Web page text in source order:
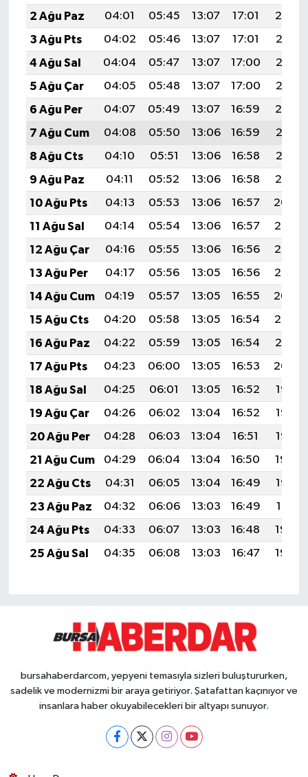
2 Ağu Paz
04:01 05:45 13:07 17:01
20:19
3 Ağu Pts
04:02 05:46 13:07 17:01
20:18
4 Ağu Sal
04:04 05:47 13:07 17:00
20:17
5 Ağu Çar
04:05 05:48 13:07 17:00
20:15
6 Ağu Per
04:07 05:49 13:07 16:59
20:14
7 Ağu Cum
04:08 05:50 13:06 16:59
20:13
8 Ağu Cts
04:10 05:51 13:06 16:58
20:12
9 Ağu Paz
04:11 05:52 13:06 16:58
20:10
10 Ağu Pts
04:13 05:53 13:06 16:57
20:09
11 Ağu Sal
04:14 05:54 13:06 16:57
20:08
12 Ağu Çar
04:16 05:55 13:06 16:56
20:07
13 Ağu Per
04:17 05:56 13:05 16:56
20:05
14 Ağu Cum
04:19 05:57 13:05 16:55
20:04
15 Ağu Cts
04:20 05:58 13:05 16:54
20:02
16 Ağu Paz
04:22 05:59 13:05 16:54
20:01
17 Ağu Pts
04:23 06:00 13:05 16:53
20:00
18 Ağu Sal
04:25 06:01 13:05 16:52
19:58
19 Ağu Çar
04:26 06:02 13:04 16:52
19:57
20 Ağu Per
04:28 06:03 13:04 16:51
19:55
21 Ağu Cum
04:29 06:04 13:04 16:50
19:54
22 Ağu Cts
04:31 06:05 13:04 16:49
19:52
23 Ağu Paz
04:32 06:06 13:03 16:49
19:51
24 Ağu Pts
04:33 06:07 13:03 16:48
19:49
25 Ağu Sal
04:35 06:08 13:03 16:47 19:48
bursahaberdarcom, yepyeni temasıyla sizleri buluştururken,
sadelik ve modernizmi bir araya getiriyor. Şatafattan kaçınıyor ve
insanlara haber okuyabilecekleri bir altyapı sunuyor.